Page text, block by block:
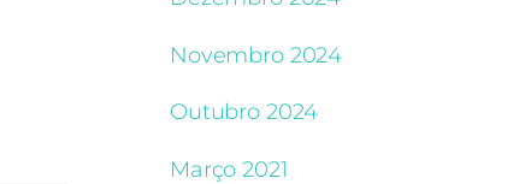
Novembro 2024
Outubro 2024
Março 2021